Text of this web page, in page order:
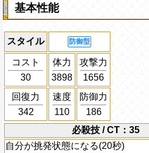
基本性能
スタイル 防御型
コスト
30
体力
3898
攻撃力
1656
回復力
342
速度
110
防御力
186
必殺技 / CT：35
自分が挑発状態になる(20秒)